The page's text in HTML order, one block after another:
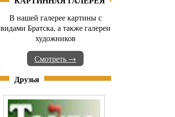
В нашей галерее картины с
видами Братска, а также галереи
художников
Смотреть →
Друзья